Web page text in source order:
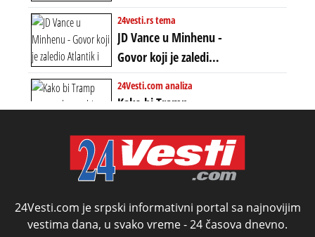
Ratni gospodari
plaču za starim
poretkom... Bez
ikakve realpolitike u
njima, oni su sada
nebitni kao Zelenski
24vesti.rs tema
JD Vance u Minhenu -
Govor koji je zaledio
Atlantik i duboko
šokirao Evropu (ceo
24Vesti.com analiza
Kako bi Tramp
TREĆI MANDAT -
uprkos 22.
24Vesti.com je srpski informativni portal sa najnovijim
vestima dana, u svako vreme - 24 časova dnevno.